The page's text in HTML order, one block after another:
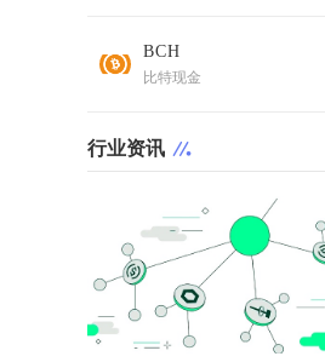
BCH
比特现金
行业资讯